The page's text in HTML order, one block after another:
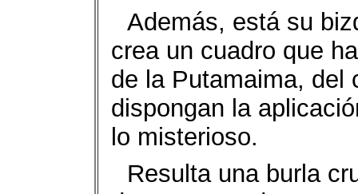
Además, está su
crea un cuadro que
de la Putamaima, del
dispongan la
lo misterioso.
Resulta una burla